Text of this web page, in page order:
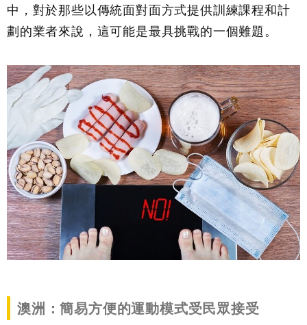
中，對於那些以傳統面對面方式提供訓練課程和計
劃的業者來說，這可能是最具挑戰的一個難題。
澳洲：簡易方便的運動模式受民眾接受